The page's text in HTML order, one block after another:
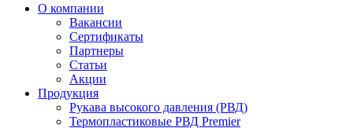
О компании
Вакансии
Сертификаты
Партнеры
Статьи
Акции
Продукция
Рукава высокого давления (РВД)
Термопластиковые РВД Premier